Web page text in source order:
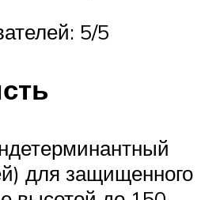
5/5
для защищенного